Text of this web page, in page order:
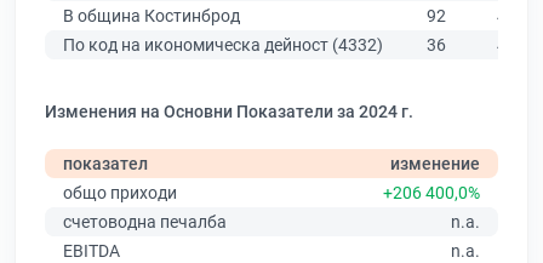
В община Костинброд
92
442
По код на икономическа дейност (4332)
36 439
Изменения на Основни Показатели за 2024 г.
показател
изменение
общо приходи
+206 400,0%
счетоводна печалба
n.a.
EBITDA
n.a.